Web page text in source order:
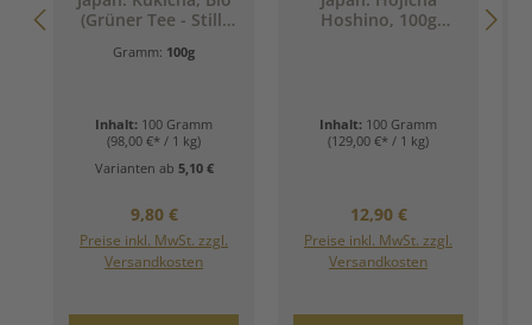
(Grüner Tee - Still.
Gramm: 100g
Inhalt: 100 Gramm
(98,00 €* / 1 kg)
Varianten ab 5,10 €
Regulärer Preis:
9,80 €
Preise inkl. MwSt. zzgl.
Versandkosten
Hoshino, 100g
Inhalt: 100 Gramm
(129,00 €* / 1 kg)
Regulärer Preis:
12,90 €
Preise inkl. MwSt. zzgl.
Versandkosten